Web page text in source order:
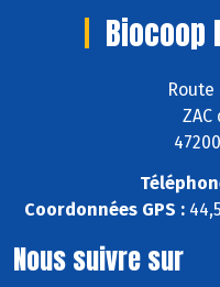
Biocoop
Coordonnées GPS :
Nous suivre sur